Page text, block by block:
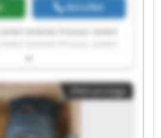
Anrufen
Ambold Pressen GmbH
Ambold Pressen GmbH
Ambold Pressen GmbH
Ambold Pressen GmbH
Ambold Pressen GmbH
Kleinanzeige